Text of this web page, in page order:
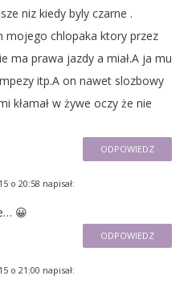
niz kiedy byly czarne .
mojego chlopaka ktory przez
ma prawa jazdy a miał.A ja mu
itp.A on nawet slozbowy
kłamał w żywe oczy że nie
ODPOWIEDZ
o 20:58 napisał:
😀
ODPOWIEDZ
o 21:00 napisał: